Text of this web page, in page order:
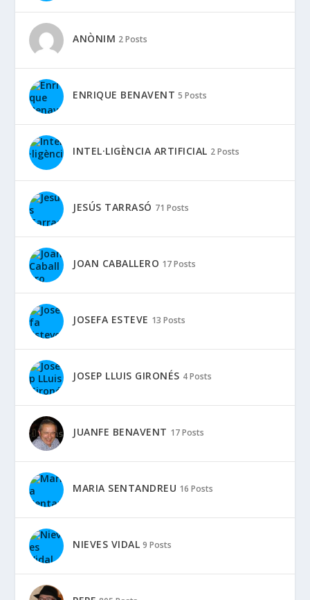
ANÒNIM 2 Posts
ENRIQUE BENAVENT 5 Posts
INTEL·LIGÈNCIA ARTIFICIAL 2 Posts
JESÚS TARRASÓ 71 Posts
JOAN CABALLERO 17 Posts
JOSEFA ESTEVE 13 Posts
JOSEP LLUIS GIRONÉS 4 Posts
JUANFE BENAVENT 17 Posts
MARIA SENTANDREU 16 Posts
NIEVES VIDAL 9 Posts